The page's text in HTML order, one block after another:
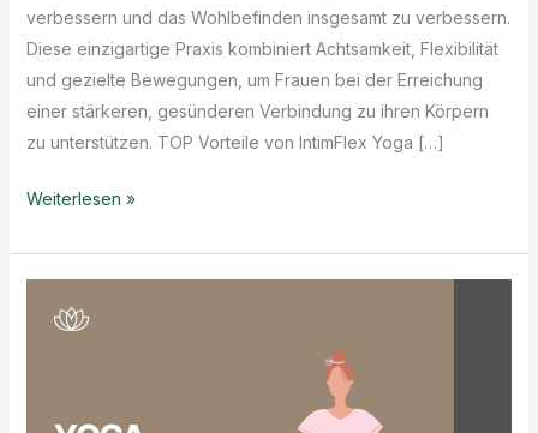
verbessern und das Wohlbefinden insgesamt zu verbessern.
Diese einzigartige Praxis kombiniert Achtsamkeit, Flexibilität
und gezielte Bewegungen, um Frauen bei der Erreichung
einer stärkeren, gesünderen Verbindung zu ihren Körpern
zu unterstützen. TOP Vorteile von IntimFlex Yoga […]
Was
IntimFlex
Weiterlesen »